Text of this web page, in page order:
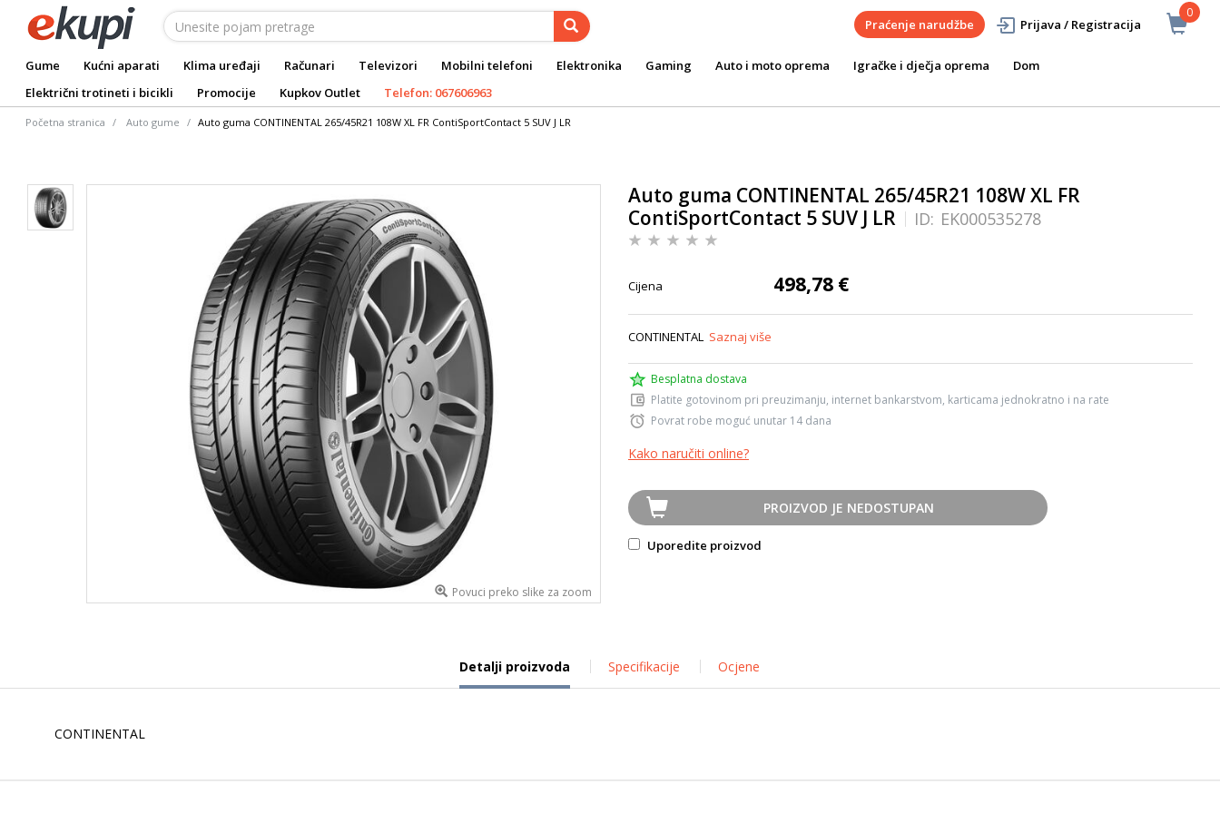
0
Praćenje narudžbe Prijava / Registracija
Gume Kućni aparati Klima uređaji Računari Televizori Mobilni telefoni Elektronika Gaming Auto i moto oprema Igračke i dječja oprema
Dom
Električni trotineti i bicikli
Promocije Kupkov Outlet Telefon: 067606963
Početna stranica Auto gume Auto guma CONTINENTAL 265/45R21 108W XL FR ContiSportContact 5 SUV J LR
Povuci preko slike za zoom
Auto guma CONTINENTAL 265/45R21 108W XL FR
ContiSportContact 5 SUV J LR
ID: EK000535278
Cijena 498,78 €
CONTINENTAL Saznaj više
Besplatna dostava
Platite gotovinom pri preuzimanju, internet bankarstvom, karticama jednokratno i na rate
Povrat robe moguć unutar 14 dana
Kako naručiti online?
PROIZVOD JE NEDOSTUPAN
Uporedite proizvod
Detalji proizvoda Specifikacije Ocjene
CONTINENTAL